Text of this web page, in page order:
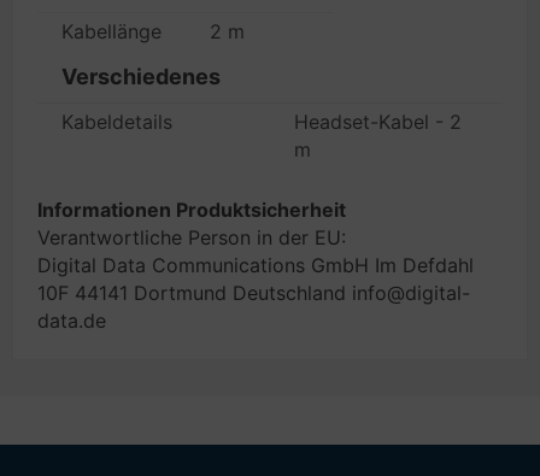
Kabellänge 2 m
Verschiedenes
Kabeldetails
Headset-Kabel - 2
m
Informationen Produktsicherheit
Verantwortliche Person in der EU:
Digital Data Communications GmbH Im Defdahl
10F 44141 Dortmund Deutschland info@digital-
data.de